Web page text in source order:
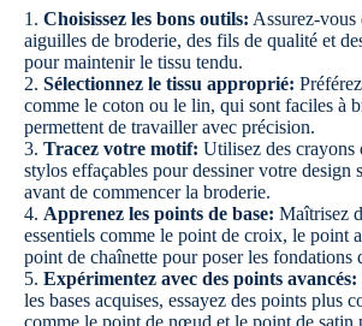
1. Choisissez les bons outils: Assurez-vous
aiguilles de broderie, des fils de qualité et
pour maintenir le tissu tendu.
2. Sélectionnez le tissu approprié:
comme le coton ou le lin, qui sont faciles à
permettent de travailler avec précision.
3. Tracez votre motif: Utilisez des crayons
stylos effaçables pour dessiner votre design
avant de commencer la broderie.
4. Apprenez les points de base: Maîtrisez
essentiels comme le point de croix, le point
point de chaînette pour poser les fondations
5. Expérimentez avec des points avancés:
les bases acquises, essayez des points plus
comme le point de nœud et le point de satin